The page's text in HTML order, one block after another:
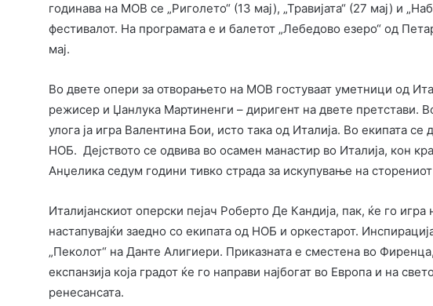
годинава на МОВ се „Риголето“ (13 мај), „Травијата“ (27 мај) и
фестивалот. На програмата е и балетот „Лебедово езеро“ од
мај.
Во двете опери за отворањето на МОВ гостуваат уметници од
режисер и Џанлука Мартиненги – диригент на двете претстави.
улога ја игра Валентина Бои, исто така од Италија. Во екипата
НОБ. Дејството се одвива во осамен манастир во Италија, кон
Анџелика седум години тивко страда за искупување на
Италијанскиот оперски пејач Роберто Де Кандија, пак, ќе го
настапувајќи заедно со екипата од НОБ и оркестарот.
„Пеколот“ на Данте Алигиери. Приказната е сместена во
експанзија која градот ќе го направи најбогат во Европа и на
ренесансата.